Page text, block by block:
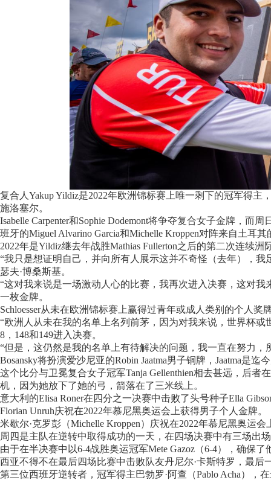
复合人Yakup Yildiz是2022年欧洲锦标赛上唯一剩下的冠军得
施洛塞尔。
Isabelle Carpenter和Sophie Dodemont将争夺复合女子金牌，而
班牙的Miguel Alvarino Garcia和Michelle Kroppen对阵来自土耳其
2022年是Yildiz继去年战胜Mathias Fullerton之后的第二次连续
“我只是想证明自己，并向所有人展示这并不奇怪（去年），
瑟夫·博桑斯基。
“这对我来说是一场激动人心的比赛，我再次进入决赛，这对
一枚金牌。
Schloesser从未在欧洲锦标赛上赢得过青年或成人类别的个人
“欧洲人从未在我的名单上名列前茅，因为对我来说，世界杯
8，148和149进入决赛。
“但是，这仍然是我的名单上有待解决的问题，我一直在努力，
Bosansky将扮演爱沙尼亚的Robin Jaatma男子铜牌，Jaatma是
这个比分与卫冕复合女子冠军Tanja Gellenthien相去甚远，后
机，因为她放下了她的弓，箭落在了三米线上。
意大利的Elisa Roner在四分之一决赛中击败了头号种子Ella
Florian Unruh庆祝在2022年慕尼黑奥运会上获得男子个人金牌。
米歇尔·克罗彭（Michelle Kroppen）庆祝在2022年慕尼黑奥运
周四是主队在逆转中取得成功的一天，在四场决赛中有三场出
由于在半决赛中以6-4战胜奥运冠军Mete Gazoz（6-4），确保
西亚不得不在最后四场比赛中击败队友丹尼尔·卡斯特罗，最
第三位西班牙逆转者，冠军得主巴勃罗·阿查（Pablo Acha），